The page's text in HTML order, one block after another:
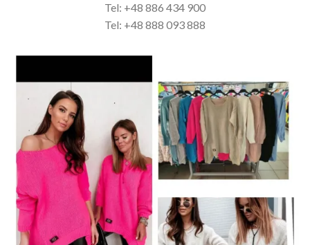
Tel: +48 886 434 900
Tel: +48 888 093 888